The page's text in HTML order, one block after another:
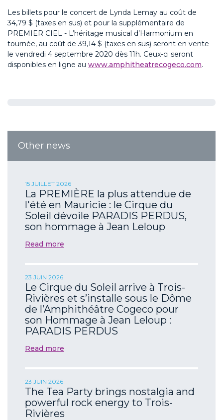
Les billets pour le concert de Lynda Lemay au coût de
34,79 $ (taxes en sus) et pour la supplémentaire de
PREMIER CIEL - L’héritage musical d’Harmonium en
tournée, au coût de 39,14 $ (taxes en sus) seront en vente
le vendredi 4 septembre 2020 dès 11h. Ceux-ci seront
disponibles en ligne au www.amphitheatrecogeco.com.
Other news
15 JUILLET 2026
La PREMIÈRE la plus attendue de
l'été en Mauricie : le Cirque du
Soleil dévoile PARADIS PERDUS,
son hommage à Jean Leloup
Read more
23 JUIN 2026
Le Cirque du Soleil arrive à Trois-
Rivières et s’installe sous le Dôme
de l’Amphithéâtre Cogeco pour
son Hommage à Jean Leloup :
PARADIS PERDUS
Read more
23 JUIN 2026
The Tea Party brings nostalgia and
powerful rock energy to Trois-
Rivières